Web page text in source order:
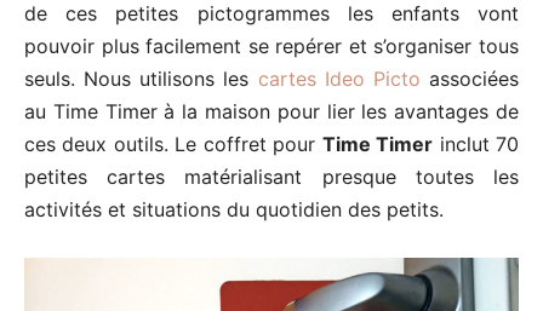
de ces petites pictogrammes les enfants vont
pouvoir plus facilement se repérer et s’organiser tous
seuls. Nous utilisons les cartes Ideo Picto associées
au Time Timer à la maison pour lier les avantages de
ces deux outils. Le coffret pour Time Timer inclut 70
petites cartes matérialisant presque toutes les
activités et situations du quotidien des petits.